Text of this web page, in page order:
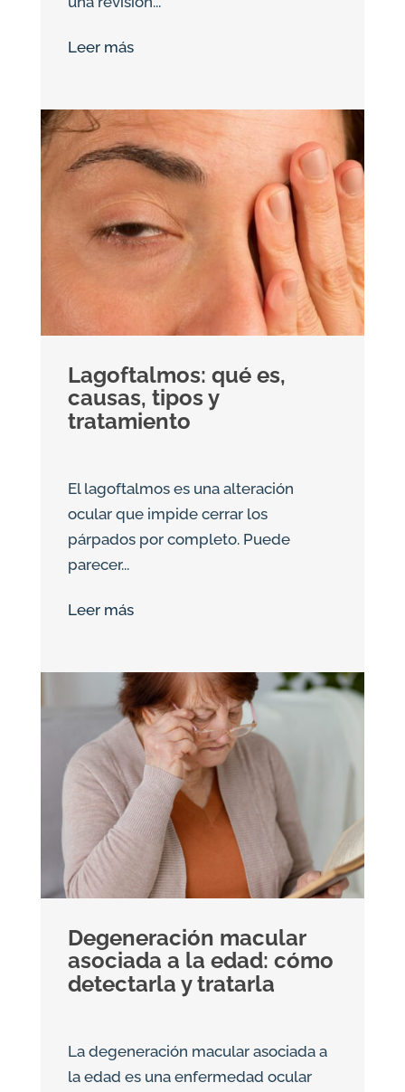
Leer más
Lagoftalmos: qué es,
causas, tipos y
tratamiento
El lagoftalmos es una alteración
ocular que impide cerrar los
párpados por completo. Puede
parecer...
Leer más
Degeneración macular
asociada a la edad: cómo
detectarla y tratarla
La degeneración macular asociada a
la edad es una enfermedad ocular